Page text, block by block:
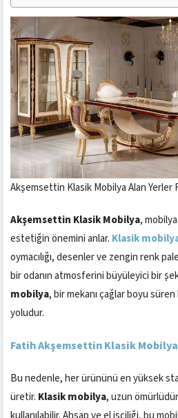
Akşemsettin Klasik Mobilya Alan Yerler
Akşemsettin Klasik Mobilya,
estetiğin önemini anlar. Klasik
oymacılığı, desenler ve zengin renk
bir odanın atmosferini büyüleyici bir
mobilya, bir mekanı çağlar boyu süren
yoludur.
Fatih Akşemsettin Klasik
Bu nedenle, her ürününü en yüksek
üretir. Klasik mobilya, uzun